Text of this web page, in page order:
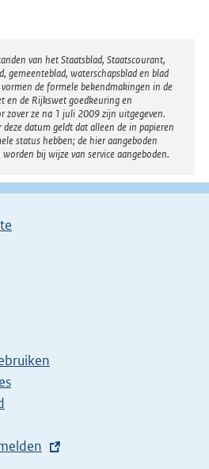
van het Staatsblad, Staatscourant,
gemeenteblad, waterschapsblad en blad
de formele bekendmakingen in de
en de Rijkswet goedkeuring en
zover ze na 1 juli 2009 zijn uitgegeven.
datum geldt dat alleen de in papieren
status hebben; de hier aangeboden
bij wijze van service aangeboden.